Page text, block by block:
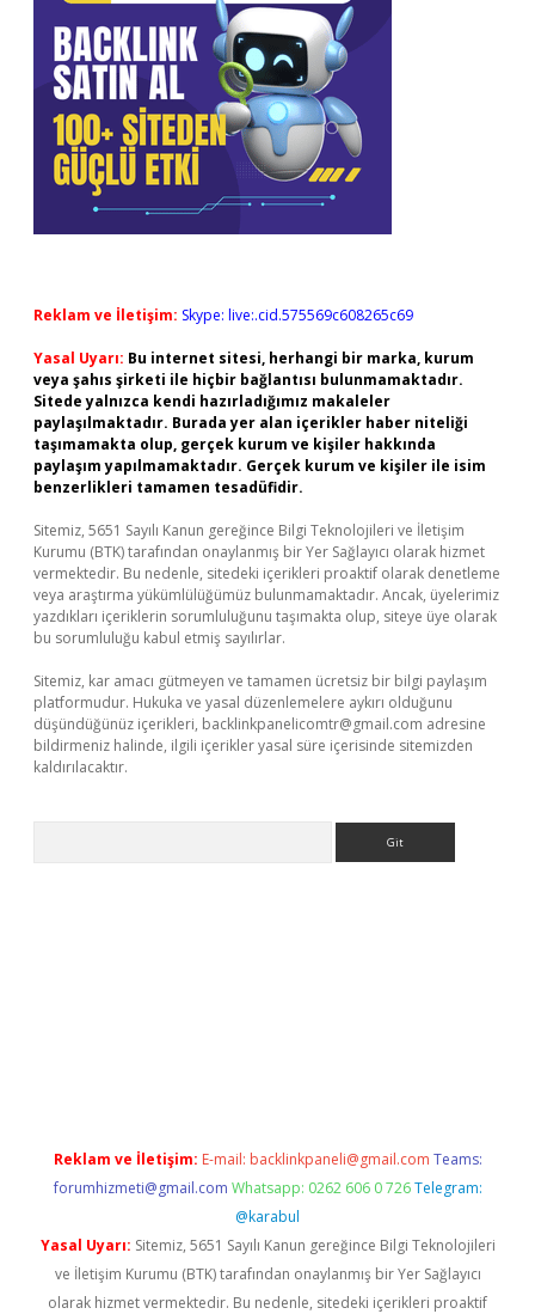
Reklam ve İletişim: Skype: live:.cid.575569c608265c69
Yasal Uyarı: Bu internet sitesi, herhangi bir marka, kurum
veya şahıs şirketi ile hiçbir bağlantısı bulunmamaktadır.
Sitede yalnızca kendi hazırladığımız makaleler
paylaşılmaktadır. Burada yer alan içerikler haber niteliği
taşımamakta olup, gerçek kurum ve kişiler hakkında
paylaşım yapılmamaktadır. Gerçek kurum ve kişiler ile isim
benzerlikleri tamamen tesadüfidir.
Sitemiz, 5651 Sayılı Kanun gereğince Bilgi Teknolojileri ve İletişim
Kurumu (BTK) tarafından onaylanmış bir Yer Sağlayıcı olarak hizmet
vermektedir. Bu nedenle, sitedeki içerikleri proaktif olarak denetleme
veya araştırma yükümlülüğümüz bulunmamaktadır. Ancak, üyelerimiz
yazdıkları içeriklerin sorumluluğunu taşımakta olup, siteye üye olarak
bu sorumluluğu kabul etmiş sayılırlar.
Sitemiz, kar amacı gütmeyen ve tamamen ücretsiz bir bilgi paylaşım
platformudur. Hukuka ve yasal düzenlemelere aykırı olduğunu
düşündüğünüz içerikleri, backlinkpanelicomtr@gmail.com adresine
bildirmeniz halinde, ilgili içerikler yasal süre içerisinde sitemizden
kaldırılacaktır.
Reklam ve İletişim: E-mail: backlinkpaneli@gmail.com Teams:
forumhizmeti@gmail.com Whatsapp: 0262 606 0 726 Telegram:
@karabul
Yasal Uyarı: Sitemiz, 5651 Sayılı Kanun gereğince Bilgi Teknolojileri
ve İletişim Kurumu (BTK) tarafından onaylanmış bir Yer Sağlayıcı
olarak hizmet vermektedir. Bu nedenle, sitedeki içerikleri proaktif